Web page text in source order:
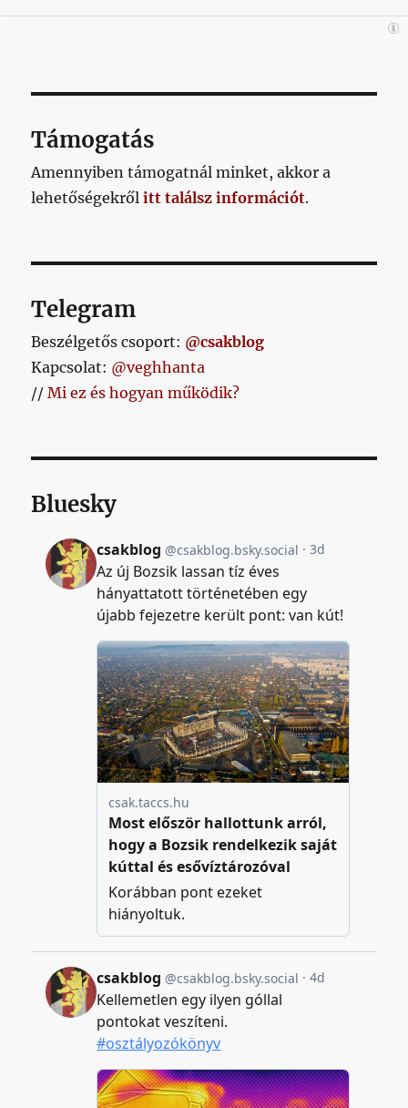
Támogatás
Amennyiben támogatnál minket, akkor a
lehetőségekrőlitt találsz információt.
Telegram
Beszélgetős csoport: @csakblog
Kapcsolat: @veghhanta
//Mi ez és hogyan működik?
Bluesky